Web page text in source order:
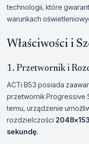
technologii, które
warunkach
Właściwości i
1. Przetwornik i
ACTi B53 posiada
przetwornik Progressive
temu, urządzenie
rozdzielczości
sekundę.